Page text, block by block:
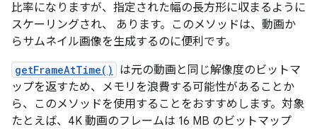
比率になりますが、指定された幅の長方形に収まるように
スケーリングされ、 あります。このメソッドは、動画か
らサムネイル画像を生成するのに便利です。
getFrameAtTime()
は元の動画と同じ解像度のビットマ
ップを返すため、メモリを浪費する可能性があることか
ら、このメソッドを使用することをおすすめします。対象
たとえば、4K 動画のフレームは 16 MB のビットマップ